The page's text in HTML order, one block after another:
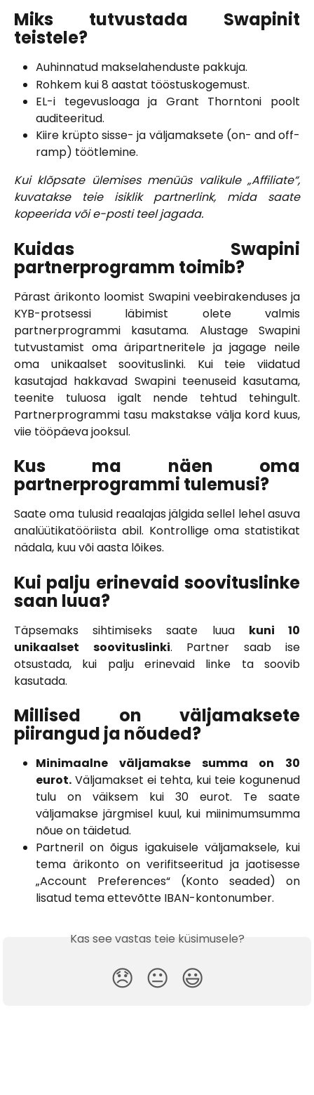
Miks tutvustada Swapinit
teistele?
Auhinnatud makselahenduste pakkuja.
Rohkem kui 8 aastat tööstuskogemust.
EL-i tegevusloaga ja Grant Thorntoni poolt
auditeeritud.
Kiire krüpto sisse- ja väljamaksete (on- and off-
ramp) töötlemine.
Kui klõpsate ülemises menüüs valikule „Affiliate“,
kuvatakse teie isiklik partnerlink, mida saate
kopeerida või e-posti teel jagada.
Kuidas Swapini
partnerprogramm toimib?
Pärast ärikonto loomist Swapini veebirakenduses ja
KYB-protsessi läbimist olete valmis
partnerprogrammi kasutama. Alustage Swapini
tutvustamist oma äripartneritele ja jagage neile
oma unikaalset soovituslinki. Kui teie viidatud
kasutajad hakkavad Swapini teenuseid kasutama,
teenite tuluosa igalt nende tehtud tehingult.
Partnerprogrammi tasu makstakse välja kord kuus,
viie tööpäeva jooksul.
Kus ma näen oma
partnerprogrammi tulemusi?
Saate oma tulusid reaalajas jälgida sellel lehel asuva
analüütikatööriista abil. Kontrollige oma statistikat
nädala, kuu või aasta lõikes.
Kui palju erinevaid soovituslinke
saan luua?
Täpsemaks sihtimiseks saate luua kuni 10
unikaalset soovituslinki. Partner saab ise
otsustada, kui palju erinevaid linke ta soovib
kasutada.
Millised on väljamaksete
piirangud ja nõuded?
Minimaalne väljamakse summa on 30
eurot. Väljamakset ei tehta, kui teie kogunenud
tulu on väiksem kui 30 eurot. Te saate
väljamakse järgmisel kuul, kui miinimumsumma
nõue on täidetud.
Partneril on õigus igakuisele väljamaksele, kui
tema ärikonto on verifitseeritud ja jaotisesse
„Account Preferences“ (Konto seaded) on
lisatud tema ettevõtte IBAN-kontonumber.
Kas see vastas teie küsimusele?
😞 😐 😃